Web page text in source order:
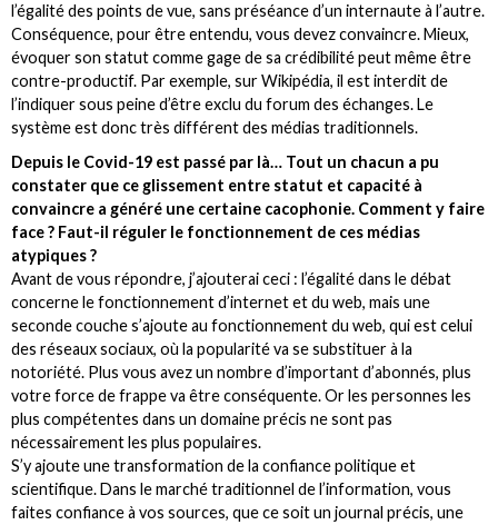
l’égalité des points de vue, sans préséance d’un internaute à l’autre.
Conséquence, pour être entendu, vous devez convaincre. Mieux,
évoquer son statut comme gage de sa crédibilité peut même être
contre-productif. Par exemple, sur Wikipédia, il est interdit de
l’indiquer sous peine d’être exclu du forum des échanges. Le
système est donc très différent des médias traditionnels.
Depuis le Covid-19 est passé par là… Tout un chacun a pu
constater que ce glissement entre statut et capacité à
convaincre a généré une certaine cacophonie. Comment y faire
face ? Faut-il réguler le fonctionnement de ces médias
atypiques ?
Avant de vous répondre, j’ajouterai ceci : l’égalité dans le débat
concerne le fonctionnement d’internet et du web, mais une
seconde couche s’ajoute au fonctionnement du web, qui est celui
des réseaux sociaux, où la popularité va se substituer à la
notoriété. Plus vous avez un nombre d’important d’abonnés, plus
votre force de frappe va être conséquente. Or les personnes les
plus compétentes dans un domaine précis ne sont pas
nécessairement les plus populaires.
S’y ajoute une transformation de la confiance politique et
scientifique. Dans le marché traditionnel de l’information, vous
faites confiance à vos sources, que ce soit un journal précis, une